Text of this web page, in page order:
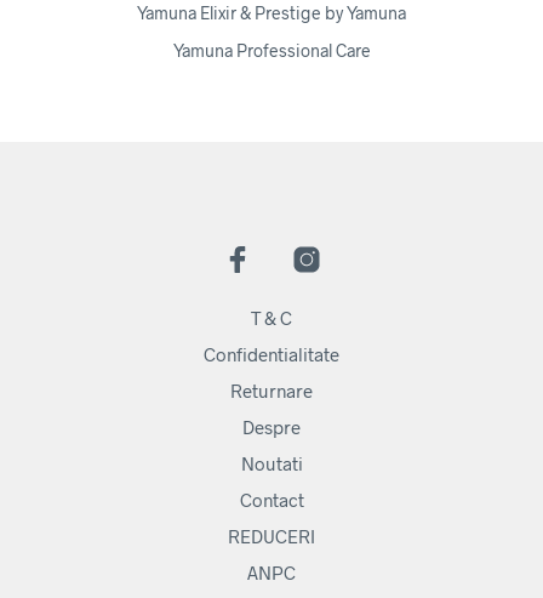
Yamuna Elixir & Prestige by Yamuna
Yamuna Professional Care
T & C
Confidentialitate
Returnare
Despre
Noutati
Contact
REDUCERI
ANPC